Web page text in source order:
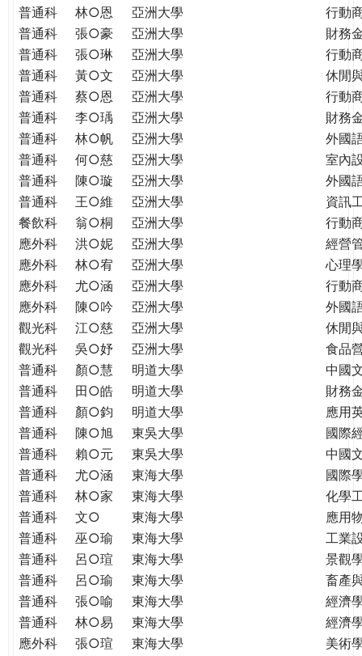
普通科
林○恩 亞洲大學
行動
普通科
張○豪 亞洲大學
財務
普通科
張○琳 亞洲大學
行動
普通科
黃○文 亞洲大學
休閒
普通科
蔡○恩 亞洲大學
行動
普通科
李○瑀 亞洲大學
財務
普通科
林○帆 亞洲大學
外國
普通科
何○慈 亞洲大學
室內
普通科
陳○璇 亞洲大學
外國
普通科
王○維 亞洲大學
資訊
餐飲科
翁○桐 亞洲大學
行動
應外科
洪○妮 亞洲大學
經營
應外科
林○宥 亞洲大學
心理
應外科
尤○涵 亞洲大學
行動
應外科
陳○吟 亞洲大學
外國
觀光科
江○慈 亞洲大學
休閒
觀光科
吳○妤 亞洲大學
食品
普通科
顏○慧 明道大學
中國
普通科
田○皓 明道大學
財務
普通科
顏○鈞 明道大學
應用
普通科
陳○旭 東吳大學
國際
普通科
賴○元 東吳大學
中國
普通科
尤○涵 東海大學
國際
普通科
林○家 東海大學
化學
普通科
文○ 東海大學
應用
普通科
巫○瑜 東海大學
工業
普通科
呂○瑄 東海大學
景觀
普通科
呂○瑜 東海大學
畜產
普通科
張○喻 東海大學
經濟
普通科
林○易 東海大學
經濟
應外科
張○瑄 東海大學
美術